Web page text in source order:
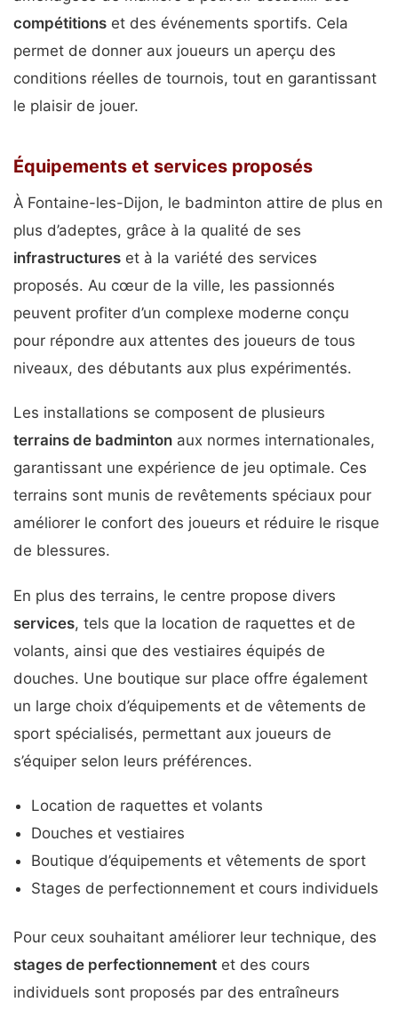
compétitions et des événements sportifs. Cela
permet de donner aux joueurs un aperçu des
conditions réelles de tournois, tout en garantissant
le plaisir de jouer.
Équipements et services proposés
À Fontaine-les-Dijon, le badminton attire de plus en
plus d’adeptes, grâce à la qualité de ses
infrastructures et à la variété des services
proposés. Au cœur de la ville, les passionnés
peuvent profiter d’un complexe moderne conçu
pour répondre aux attentes des joueurs de tous
niveaux, des débutants aux plus expérimentés.
Les installations se composent de plusieurs
terrains de badminton aux normes internationales,
garantissant une expérience de jeu optimale. Ces
terrains sont munis de revêtements spéciaux pour
améliorer le confort des joueurs et réduire le risque
de blessures.
En plus des terrains, le centre propose divers
services, tels que la location de raquettes et de
volants, ainsi que des vestiaires équipés de
douches. Une boutique sur place offre également
un large choix d’équipements et de vêtements de
sport spécialisés, permettant aux joueurs de
s’équiper selon leurs préférences.
Location de raquettes et volants
Douches et vestiaires
Boutique d’équipements et vêtements de sport
Stages de perfectionnement et cours individuels
Pour ceux souhaitant améliorer leur technique, des
stages de perfectionnement et des cours
individuels sont proposés par des entraîneurs